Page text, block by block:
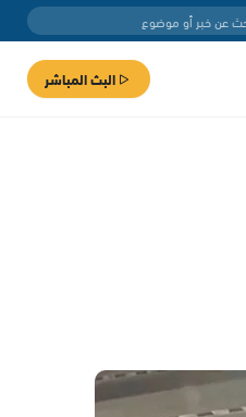
البث المباشر